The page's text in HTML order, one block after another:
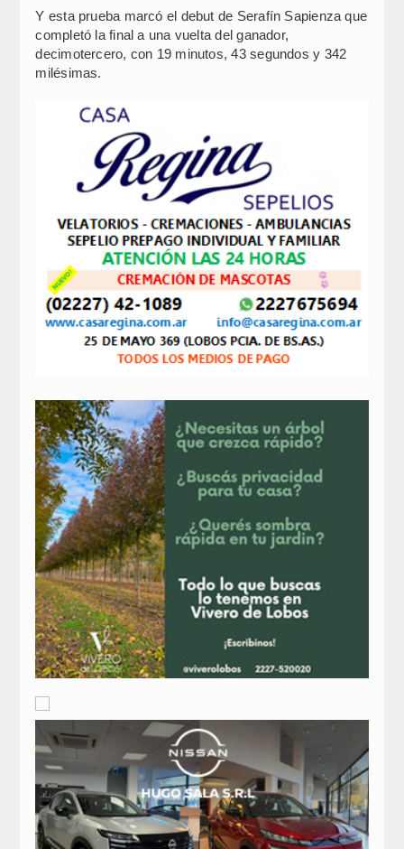
Y esta prueba marcó el debut de Serafín Sapienza que
completó la final a una vuelta del ganador,
decimotercero, con 19 minutos, 43 segundos y 342
milésimas.